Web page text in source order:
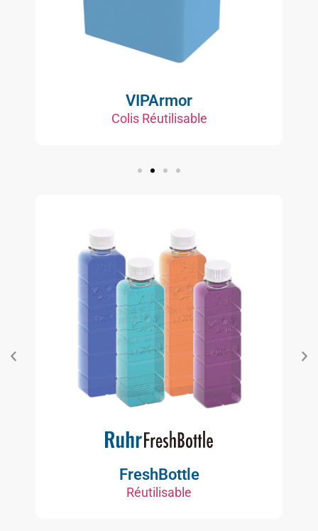
VIPArmor
Colis Réutilisable
FreshBottle
Réutilisable